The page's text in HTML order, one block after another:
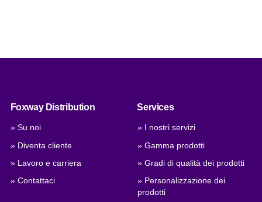
Foxway Distribution
» Su noi
» Diventa cliente
» Lavoro e carriera
» Contattaci
Services
» I nostri servizi
» Gamma prodotti
» Gradi di qualità dei prodotti
» Personalizzazione dei
prodotti